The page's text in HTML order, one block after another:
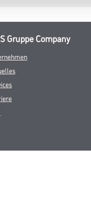
Gruppe Company